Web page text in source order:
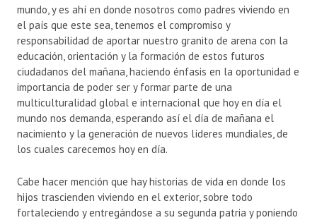
mundo, y es ahí en donde nosotros como padres viviendo en
el país que este sea, tenemos el compromiso y
responsabilidad de aportar nuestro granito de arena con la
educación, orientación y la formación de estos futuros
ciudadanos del mañana, haciendo énfasis en la oportunidad e
importancia de poder ser y formar parte de una
multiculturalidad global e internacional que hoy en día el
mundo nos demanda, esperando así el día de mañana el
nacimiento y la generación de nuevos líderes mundiales, de
los cuales carecemos hoy en día.
Cabe hacer mención que hay historias de vida en donde los
hijos trascienden viviendo en el exterior, sobre todo
fortaleciendo y entregándose a su segunda patria y poniendo